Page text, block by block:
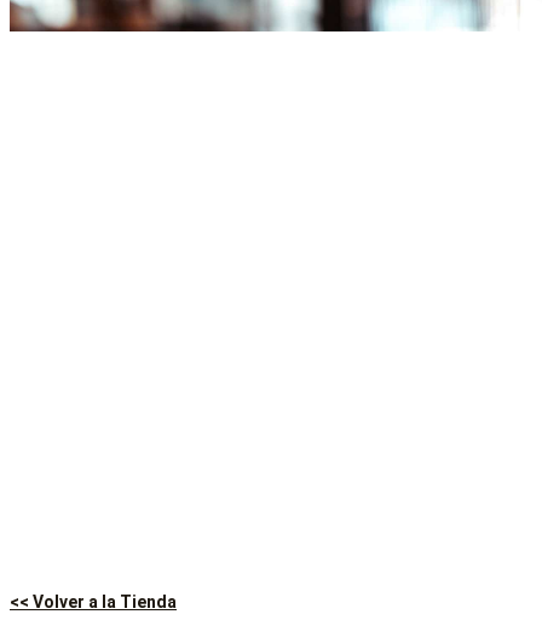
<< Volver a la Tienda